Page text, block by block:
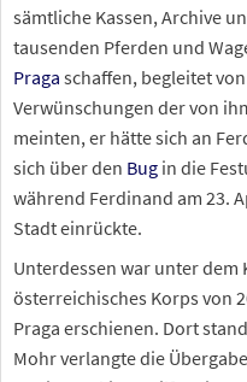
sämtliche Kassen, Archive
tausenden Pferden und
Praga schaffen, begleitet
Verwünschungen der von
meinten, er hätte sich an
sich über den Bug in die
während Ferdinand am 23.
Stadt einrückte.
Unterdessen war unter dem
österreichisches Korps von
Praga erschienen. Dort
Mohr verlangte die